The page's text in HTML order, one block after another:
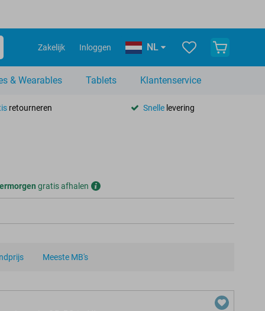
Zakelijk Inloggen NL
& Wearables Tablets Klantenservice
retourneren Snellelevering
gratis afhalen
Meeste MB's